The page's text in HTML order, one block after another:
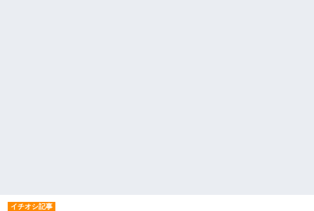
のお茶？」彼「ちっ！」私「」